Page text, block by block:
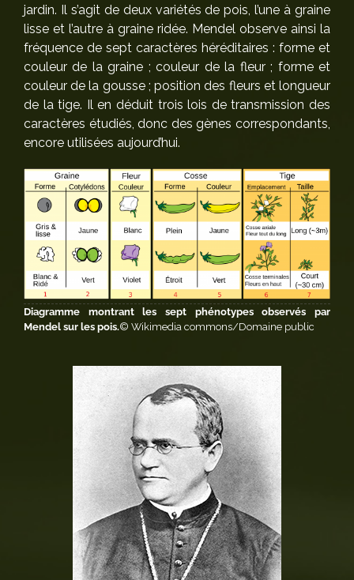
jardin. Il s’agit de deux variétés de pois, l’une à graine
lisse et l’autre à graine ridée. Mendel observe ainsi la
fréquence de sept caractères héréditaires : forme et
couleur de la graine ; couleur de la fleur ; forme et
couleur de la gousse ; position des fleurs et longueur
de la tige. Il en déduit trois lois de transmission des
caractères étudiés, donc des gènes correspondants,
encore utilisées aujourd’hui.
Diagramme montrant les sept phénotypes observés par
Mendel sur les pois.© Wikimedia commons/Domaine public